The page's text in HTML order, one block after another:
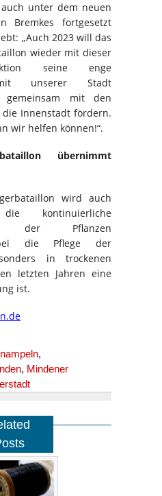
unter dem neuen
Bremkes fortgesetzt
„Auch 2023 will das
wieder mit dieser
seine enge
unserer Stadt
gemeinsam mit den
Innenstadt fördern.
wir helfen können!“.
übernimmt
wird auch
kontinuierliche
der Pflanzen
die Pflege der
in trockenen
letzten Jahren eine
ist.
,
, Mindener